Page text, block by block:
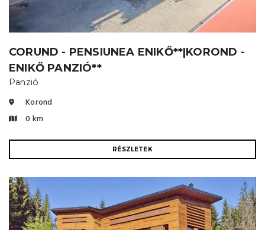
CORUND - PENSIUNEA ENIKŐ**|KOROND -
ENIKŐ PANZIÓ**
Panzió
Korond
0 km
RÉSZLETEK